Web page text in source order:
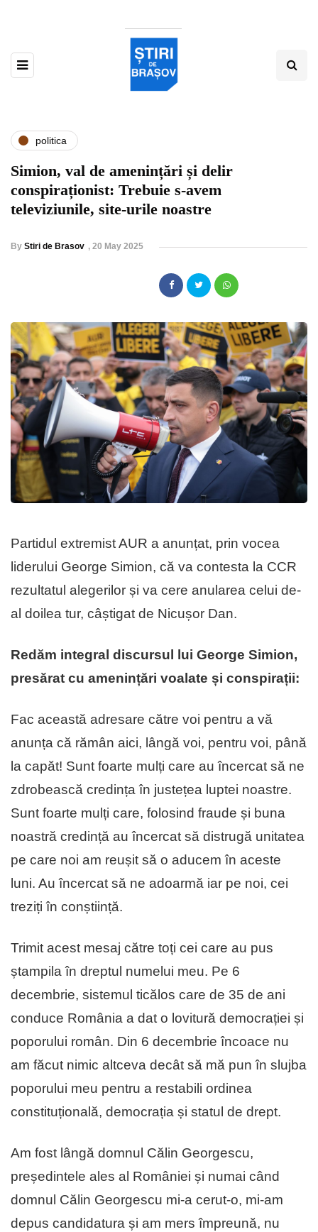
politica
Simion, val de amenințări și delir
conspiraționist: Trebuie s-avem
televiziunile, site-urile noastre
By Stiri de Brasov , 20 May 2025
Partidul extremist AUR a anunțat, prin vocea
liderului George Simion, că va contesta la CCR
rezultatul alegerilor și va cere anularea celui de-
al doilea tur, câștigat de Nicușor Dan.
Redăm integral discursul lui George Simion,
presărat cu amenințări voalate și conspirații:
Fac această adresare către voi pentru a vă
anunța că rămân aici, lângă voi, pentru voi, până
la capăt! Sunt foarte mulți care au încercat să ne
zdrobească credința în justețea luptei noastre.
Sunt foarte mulți care, folosind fraude și buna
noastră credință au încercat să distrugă unitatea
pe care noi am reușit să o aducem în aceste
luni. Au încercat să ne adoarmă iar pe noi, cei
treziți în conștiință.
Trimit acest mesaj către toți cei care au pus
ștampila în dreptul numelui meu. Pe 6
decembrie, sistemul ticălos care de 35 de ani
conduce România a dat o lovitură democrației și
poporului român. Din 6 decembrie încoace nu
am făcut nimic altceva decât să mă pun în slujba
poporului meu pentru a restabili ordinea
constituțională, democrația și statul de drept.
Am fost lângă domnul Călin Georgescu,
președintele ales al României și numai când
domnul Călin Georgescu mi-a cerut-o, mi-am
depus candidatura și am mers împreună, nu